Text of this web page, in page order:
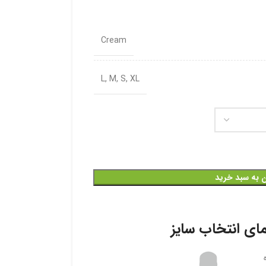
Cream
L,M, S,XL
به سبد خرید
انتخاب سایز